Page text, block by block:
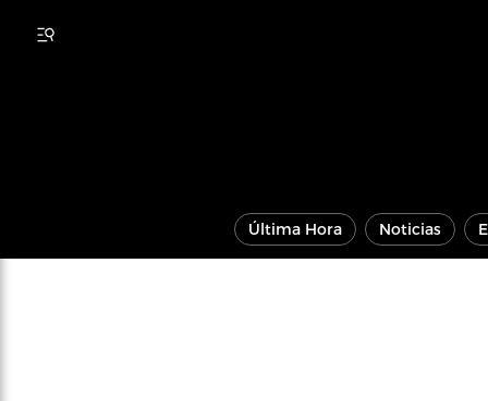
Última Hora Noticias